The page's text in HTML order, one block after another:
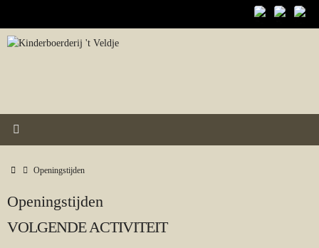
de
HomeOpeningstijden
Openingstijden
VOLGENDE ACTIVITEIT